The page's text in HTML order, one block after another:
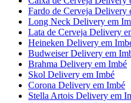
Fardo de Cerveja Delivery
Long Neck Delivery em
Lata de Cerveja Delivery
Heineken Delivery em
Budweiser Delivery em
Brahma Delivery em Imbé
Skol Delivery em Imbé
Corona Delivery em Imbé
Stella Artois Delivery em